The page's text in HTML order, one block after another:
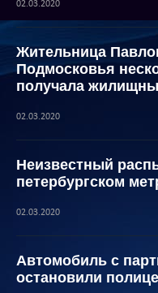
02.03.2020
Жительница
Подмосковья
получала
02.03.2020
Неизвестный
петербургском
02.03.2020
Автомобиль с
остановили